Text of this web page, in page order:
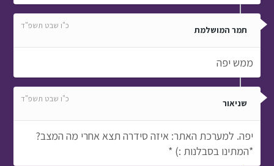
תמר המושלמת כ"ו שבט תשפ"ד
ממש יפה
שניאור כ"ו שבט תשפ"ד
יפה. למערכת האתר: איזה סידרה תצא אחרי מה המצב?
*המתינו בסבלנות :) *